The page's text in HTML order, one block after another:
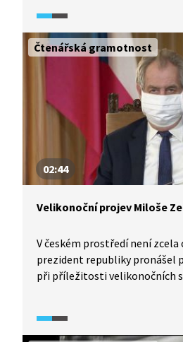
ani aspekty hospodářského
Čtenářská gramotnost
02:44
Velikonoční projev Miloše
V českém prostředí není zcela
prezident republiky pronášel
při příležitosti velikonočních
2020.